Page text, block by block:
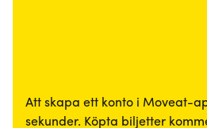
Att skapa ett konto i Moveat-
sekunder. Köpta biljetter